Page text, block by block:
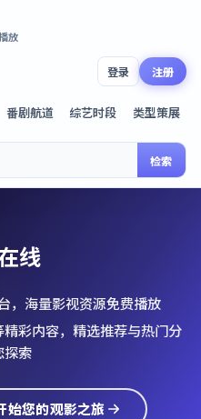
放
番剧航道 综艺时段 类型策展
检索
登录 注册
线
，海量影视资源免费播放
彩内容，精选推荐与热门分
探索
始您的观影之旅